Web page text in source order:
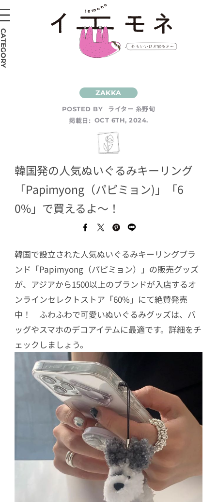
POSTED BY
ライター 糸野旬
掲載日: OCT 6TH, 2024.
韓国発の人気ぬいぐるみキーリング
「Papimyong（パピミョン)」「6
0%」で買えるよ～！
韓国で設立された人気ぬいぐるみキーリングブラ
ンド「Papimyong（パピミョン）」の販売グッズ
が、アジアから1500以上のブランドが入店するオ
ンラインセレクトストア「60%」にて絶賛発売
中！ ふわふわで可愛いぬいぐるみグッズは、バ
ッグやスマホのデコアイテムに最適です。詳細をチ
ェックしましょう。